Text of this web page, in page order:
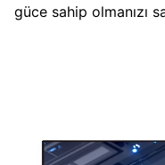
güce sahip olmanızı